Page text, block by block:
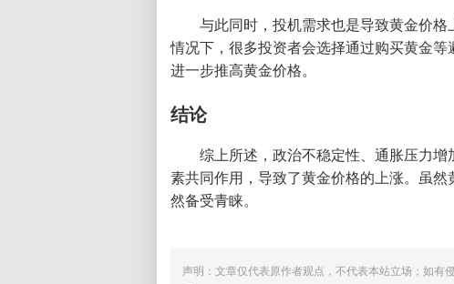
与此同时，投机需求也是导致黄金价
情况下，很多投资者会选择通过购买黄金
进一步推高黄金价格。
结论
综上所述，政治不稳定性、通胀压力
素共同作用，导致了黄金价格的上涨。虽
然备受青睐。
声明：文章仅代表原作者观点，不代表本站立场；如有